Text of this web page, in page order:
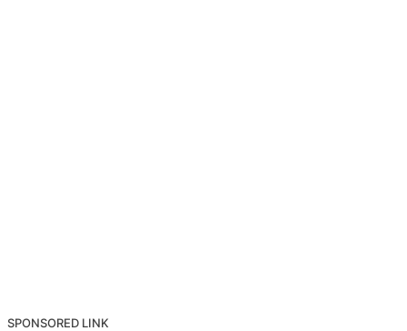
SPONSORED LINK